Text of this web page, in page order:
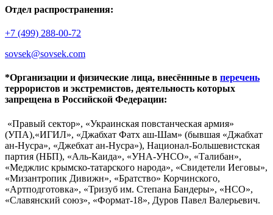
Отдел распространения:
+7 (499) 288-00-72
sovsek@sovsek.com
*Организации и физические лица, внесённные в перечень
террористов и экстремистов, деятельность которых
запрещена в Российской Федерации:
«Правый сектор», «Украинская повстанческая армия»
(УПА),«ИГИЛ», «Джабхат Фатх аш-Шам» (бывшая «Джабхат
ан-Нусра», «Джебхат ан-Нусра»), Национал-Большевистская
партия (НБП), «Аль-Каида», «УНА-УНСО», «Талибан»,
«Меджлис крымско-татарского народа», «Свидетели Иеговы»,
«Мизантропик Дивижн», «Братство» Корчинского,
«Артподготовка», «Тризуб им. Степана Бандеры», «НСО»,
«Славянский союз», «Формат-18», Дуров Павел Валерьевич.